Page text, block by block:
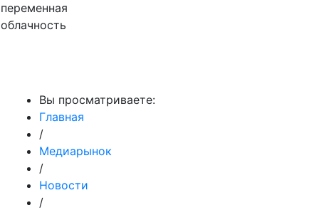
переменная
облачность
Вы просматриваете:
Главная
/
Медиарынок
/
Новости
/